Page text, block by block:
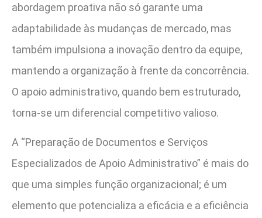
abordagem proativa não só garante uma
adaptabilidade às mudanças de mercado, mas
também impulsiona a inovação dentro da equipe,
mantendo a organização à frente da concorrência.
O apoio administrativo, quando bem estruturado,
torna-se um diferencial competitivo valioso.
A “Preparação de Documentos e Serviços
Especializados de Apoio Administrativo” é mais do
que uma simples função organizacional; é um
elemento que potencializa a eficácia e a eficiência